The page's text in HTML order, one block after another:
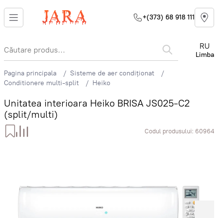
+(373) 68 918 111
RU
Limba
Pagina principala
Sisteme de aer condiționat
Conditionere multi-split
Heiko
Unitatea interioara Heiko BRISA JS025-C2
(split/multi)
Codul produsului: 60964